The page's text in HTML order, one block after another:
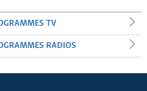
TV
RADIOS